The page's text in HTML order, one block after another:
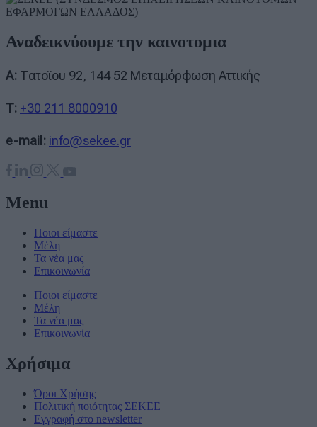
Αναδεικνύουμε την καινοτομια
A: Τατοϊου 92, 144 52 Μεταμόρφωση Αττικής
T: +30 211 8000910
e-mail: info@sekee.gr
Menu
Ποιοι είμαστε
Μέλη
Τα νέα μας
Επικοινωνία
Ποιοι είμαστε
Μέλη
Τα νέα μας
Επικοινωνία
Χρήσιμα
Όροι Χρήσης
Πολιτική ποιότητας ΣΕΚΕΕ
Εγγραφή στο newsletter